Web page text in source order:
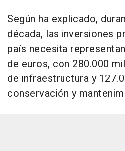
Según ha explicado,
década, las inversiones
país necesita
de euros, con 280.000
de infraestructura y
conservación y